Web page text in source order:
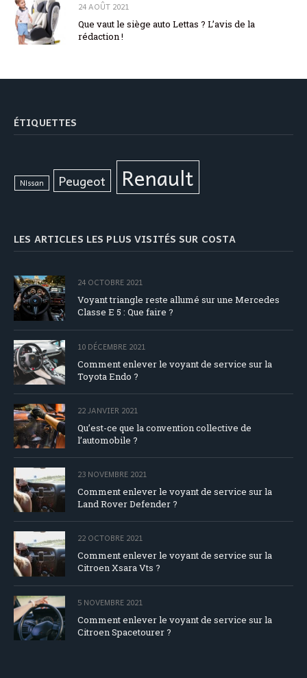
24 AOÛT 2021
Que vaut le siège auto Lettas ? L’avis de la
rédaction !
ÉTIQUETTES
Nissan Peugeot Renault
LES ARTICLES LES PLUS VISITÉS SUR COSTA
24 OCTOBRE 2021
Voyant triangle reste allumé sur une Mercedes
Classe E 5 : Que faire ?
10 DÉCEMBRE 2021
Comment enlever le voyant de service sur la
Toyota Endo ?
22 JANVIER 2021
Qu’est-ce que la convention collective de
l’automobile ?
23 NOVEMBRE 2021
Comment enlever le voyant de service sur la
Land Rover Defender ?
22 OCTOBRE 2021
Comment enlever le voyant de service sur la
Citroen Xsara Vts ?
5 NOVEMBRE 2021
Comment enlever le voyant de service sur la
Citroen Spacetourer ?